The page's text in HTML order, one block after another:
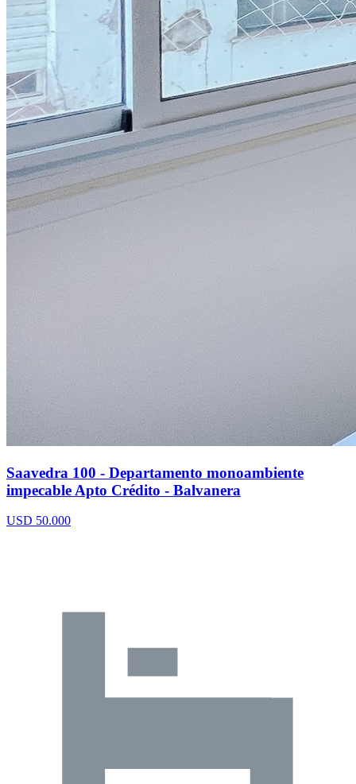
Saavedra 100 - Departamento monoambiente
impecable Apto Crédito - Balvanera
USD 50.000